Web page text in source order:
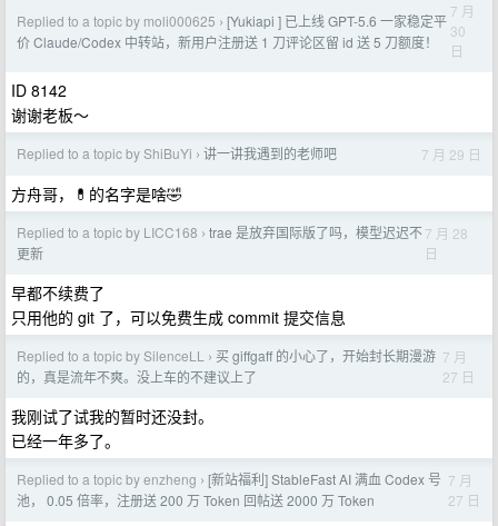
Replied to a topic by moli000625 › [Yukiapi ] 已上线 GPT-5.6 一家稳定平
价 Claude/Codex 中转站，新用户注册送 1 刀评论区留 id 送 5 刀额度！
7 月
30
日
ID 8142
谢谢老板～
Replied to a topic by ShiBuYi › 讲一讲我遇到的老师吧 7 月 29 日
方舟哥，💊的名字是啥🤣
Replied to a topic by LICC168 › trae 是放弃国际版了吗，模型迟迟不
更新
7 月 28
日
早都不续费了
只用他的 git 了，可以免费生成 commit 提交信息
Replied to a topic by SilenceLL › 买 giffgaff 的小心了，开始封长期漫游
的，真是流年不爽。没上车的不建议上了
7 月
27 日
我刚试了试我的暂时还没封。
已经一年多了。
Replied to a topic by enzheng › [新站福利] StableFast AI 满血 Codex 号
池， 0.05 倍率，注册送 200 万 Token 回帖送 2000 万 Token
7 月
27 日